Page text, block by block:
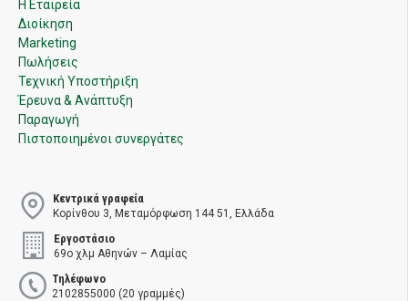
Η Εταιρεία
Διοίκηση
Marketing
Πωλήσεις
Τεχνική Υποστήριξη
Έρευνα & Ανάπτυξη
Παραγωγή
Πιστοποιημένοι συνεργάτες
Κεντρικά γραφεία
Κορίνθου 3, Μεταμόρφωση 144 51, Ελλάδα
Εργοστάσιο
69ο χλμ Αθηνών – Λαμίας
Τηλέφωνο
2102855000 (20 γραμμές)